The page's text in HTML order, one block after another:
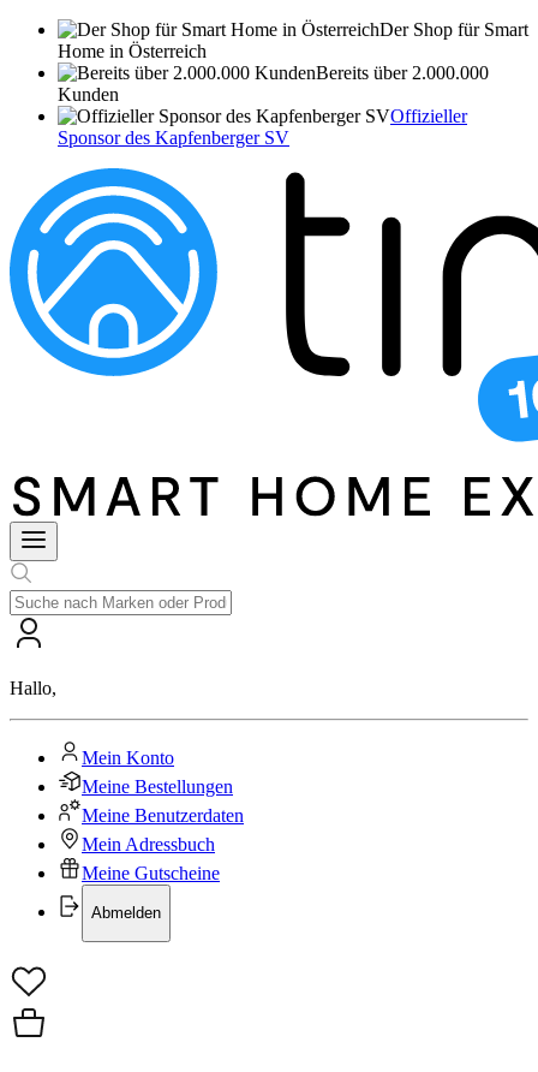
Der Shop für Smart
Home in Österreich
Bereits über 2.000.000
Kunden
Offizieller
Sponsor des Kapfenberger SV
Hallo,
Mein Konto
Meine Bestellungen
Meine Benutzerdaten
Mein Adressbuch
Meine Gutscheine
Abmelden